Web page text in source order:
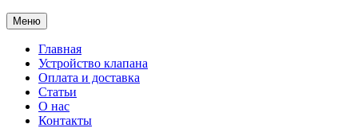
Меню
Главная
Устройство клапана
Оплата и доставка
Статьи
О нас
Контакты